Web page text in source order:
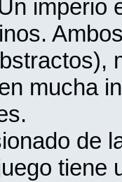
imperio
mucha
de
tiene